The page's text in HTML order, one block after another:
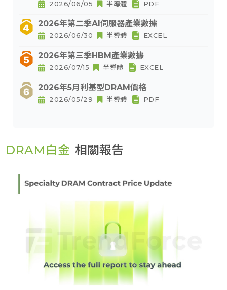
2026/06/05 半導體 PDF
2026年第二季AI伺服器產業數據
2026/06/30 半導體 EXCEL
2026年第三季HBM產業數據
2026/07/15 半導體 EXCEL
2026年5月利基型DRAM價格
2026/05/29 半導體 PDF
DRAM白金 相關報告